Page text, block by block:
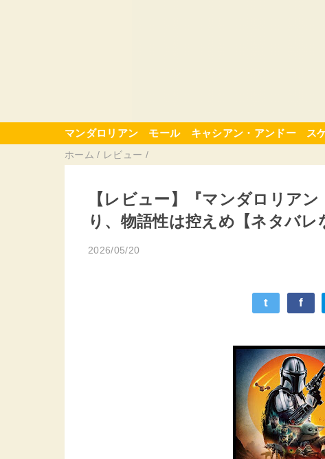
マンダロリアン モール キャシアン・アンドー ス
ホーム / レビュー /
【レビュー】『マンダロリア
り、物語性は控えめ【ネタバレ
2026/05/20
t f